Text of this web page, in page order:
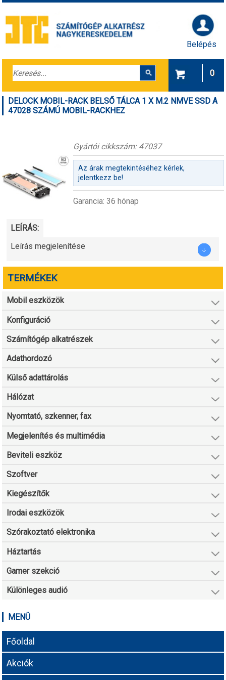
Belépés
0
DELOCK MOBIL-RACK BELSŐ TÁLCA 1 X M.2 NMVE SSD A
47028 SZÁMÚ MOBIL-RACKHEZ
Gyártói cikkszám: 47037
Az árak megtekintéséhez kérlek,
jelentkezz be!
Garancia: 36 hónap
LEÍRÁS:
Leírás megjelenítése
TERMÉKEK
Mobil eszközök
Konfiguráció
Számítógép alkatrészek
Adathordozó
Külső adattárolás
Hálózat
Nyomtató, szkenner, fax
Megjelenítés és multimédia
Beviteli eszköz
Szoftver
Kiegészítők
Irodai eszközök
Szórakoztató elektronika
Háztartás
Gamer szekció
Különleges audió
MENÜ
Főoldal
Akciók